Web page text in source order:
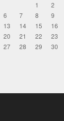
1
2
6 7 8
9
13 14 15
16
20 21 22
23
27 28 29
30